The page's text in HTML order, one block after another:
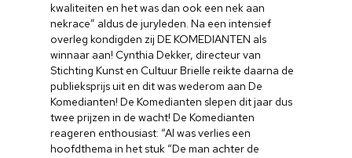
kwaliteiten en het was dan ook een nek aan
nekrace” aldus de juryleden. Na een intensief
overleg kondigden zij DE KOMEDIANTEN als
winnaar aan! Cynthia Dekker, directeur van
Stichting Kunst en Cultuur Brielle reikte daarna de
publieksprijs uit en dit was wederom aan De
Komedianten! De Komedianten slepen dit jaar dus
twee prijzen in de wacht! De Komedianten
reageren enthousiast: “Al was verlies een
hoofdthema in het stuk “De man achter de